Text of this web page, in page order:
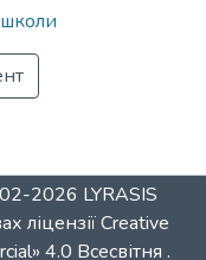
школи
2026 LYRASIS
ліцензіїCreative
4.0 Всесвітня .